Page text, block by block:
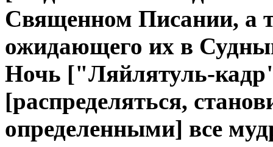
Священном Писании, а
ожидающего их в
Ночь ["Ляйлятуль-
[распределяться,
определенными] все